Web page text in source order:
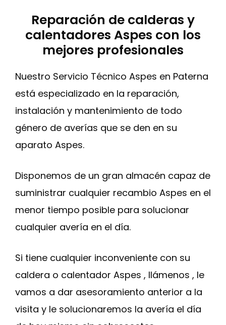
Reparación de calderas y
calentadores Aspes con los
mejores profesionales
Nuestro Servicio Técnico Aspes en Paterna
está especializado en la reparación,
instalación y mantenimiento de todo
género de averías que se den en su
aparato Aspes.
Disponemos de un gran almacén capaz de
suministrar cualquier recambio Aspes en el
menor tiempo posible para solucionar
cualquier avería en el día.
Si tiene cualquier inconveniente con su
caldera o calentador Aspes , llámenos , le
vamos a dar asesoramiento anterior a la
visita y le solucionaremos la avería el día